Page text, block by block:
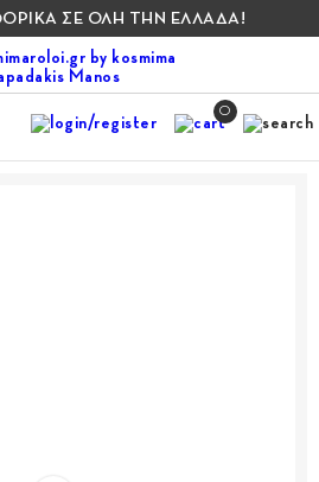
ΣΕ ΟΛΗ ΤΗΝ ΕΛΛΑΔΑ!
0